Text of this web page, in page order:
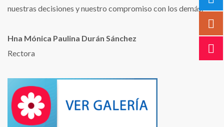
nuestras decisiones y nuestro compromiso con los demás.
Hna Mónica Paulina Durán Sánchez
Rectora